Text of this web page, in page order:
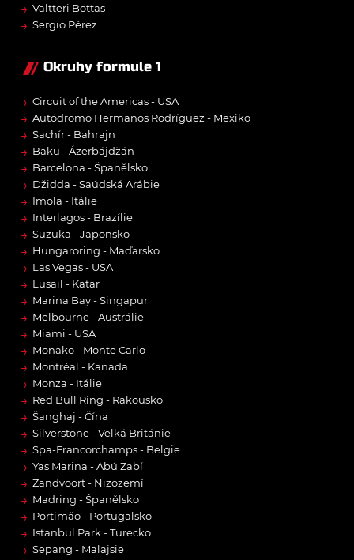
→ Valtteri Bottas
→ Sergio Pérez
Okruhy formule 1
→ Circuit of the Americas - USA
→ Autódromo Hermanos Rodríguez - Mexiko
→ Sachír - Bahrajn
→ Baku - Ázerbájdžán
→ Barcelona - Španělsko
→ Džidda - Saúdská Arábie
→ Imola - Itálie
→ Interlagos - Brazílie
→ Suzuka - Japonsko
→ Hungaroring - Maďarsko
→ Las Vegas - USA
→ Lusail - Katar
→ Marina Bay - Singapur
→ Melbourne - Austrálie
→ Miami - USA
→ Monako - Monte Carlo
→ Montréal - Kanada
→ Monza - Itálie
→ Red Bull Ring - Rakousko
→ Šanghaj - Čína
→ Silverstone - Velká Británie
→ Spa-Francorchamps - Belgie
→ Yas Marina - Abú Zabí
→ Zandvoort - Nizozemí
→ Madring - Španělsko
→ Portimão - Portugalsko
→ Istanbul Park - Turecko
→ Sepang - Malajsie